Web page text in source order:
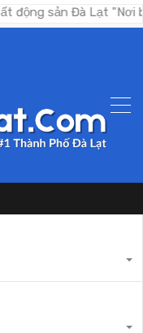
Đà Lạt "Nơi bạn